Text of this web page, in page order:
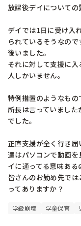
放課後デイについての
デイでは1日に受け入
られているそうなの
後いました。
それに対して支援に
人しかいません。
特例措置のようなもの
所長は言っていまし
でした。
正直支援が全く行き
達はパソコンで動画
イに通ってる意味あ
皆さんのお勤め先で
ってありますか？
学級崩壊 学童保育